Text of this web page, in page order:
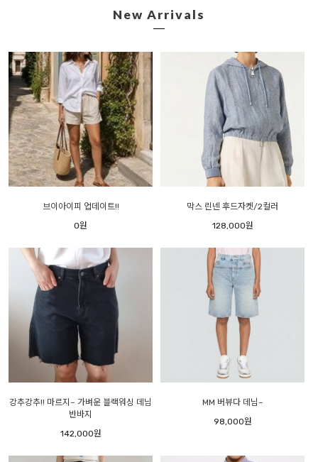
New Arrivals
브이아이피 업데이트!!
0원
막스 린넨 후드자켓/2컬러
128,000원
강추강추!! 마르지~ 가벼운 블랙워싱 데님
반바지
142,000원
MM 버뷰다 데님~
98,000원